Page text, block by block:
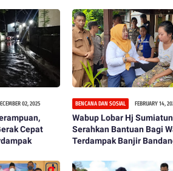
02, 2025
Cepat
BENCANA DAN SOSIAL FEBRUARY 14,
Wabup Lobar Hj Sumiatun
Serahkan Bantuan Bagi
Terdampak Banjir